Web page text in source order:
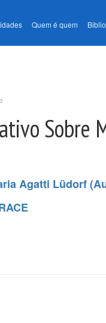
Quem é quem
Sobre
Agatti Lüdorf